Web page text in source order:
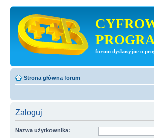
forum dyskusyjne o
Strona główna forum
Zaloguj
Nazwa użytkownika: